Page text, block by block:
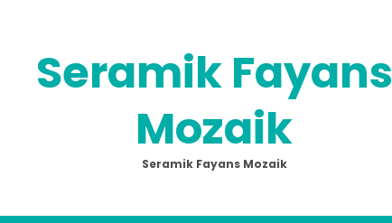
Seramik Fayans
Mozaik
Seramik Fayans Mozaik